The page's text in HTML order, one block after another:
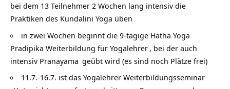
bei dem 13 Teilnehmer 2 Wochen lang intensiv die
Praktiken des Kundalini Yoga üben
in zwei Wochen beginnt die 9-tägige Hatha Yoga
Pradipika Weiterbildung für Yogalehrer , bei der auch
intensiv Pranayama geübt wird (es sind noch Plätze frei)
11.7.-16.7. ist das Yogalehrer Weiterbildungsseminar